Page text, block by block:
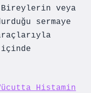
Bireylerin veya
sermaye
Histamin